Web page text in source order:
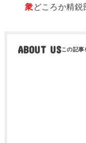
衆どころか精鋭
ABOUT US